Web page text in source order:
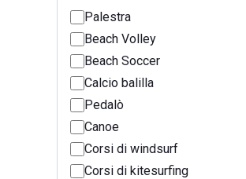
Palestra
Beach Volley
Beach Soccer
Calcio balilla
Pedalò
Canoe
Corsi di windsurf
Corsi di kitesurfing